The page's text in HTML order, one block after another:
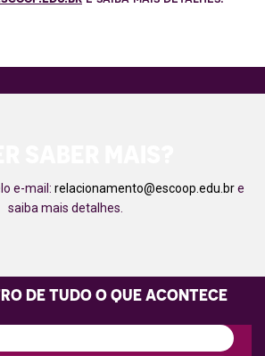
e-mail: relacionamento@escoop.edu.bre
saiba mais detalhes.
DE TUDO O QUE ACONTECE